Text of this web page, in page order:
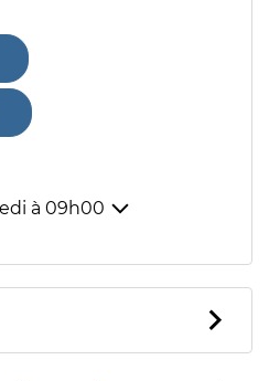
à 09h00